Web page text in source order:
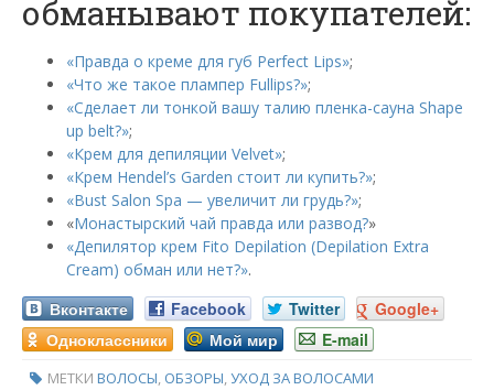
обманывают покупателей:
«Правда о креме для губ Perfect Lips»;
«Что же такое плампер Fullips?»;
«Сделает ли тонкой вашу талию пленка-сауна Shape
up belt?»;
«Крем для депиляции Velvet»;
«Крем Hendel’s Garden стоит ли купить?»;
«Bust Salon Spa — увеличит ли грудь?»;
«Монастырский чай правда или развод?»
«Депилятор крем Fito Depilation (Depilation Extra
Cream) обман или нет?».
Вконтакте Facebook Twitter
Google+
Одноклассники
Мой мир E-mail
МЕТКИ ВОЛОСЫ, ОБЗОРЫ,УХОД ЗА ВОЛОСАМИ